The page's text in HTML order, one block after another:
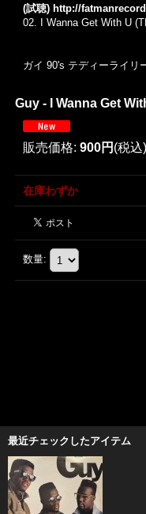
(試聴) http://
02. I Wanna Get With U
ガイ 90's テディーライリ
Guy - I Wanna Get
販売価格: 900円 (税込)
在庫わずか
数量:
最近チェックしたアイテム